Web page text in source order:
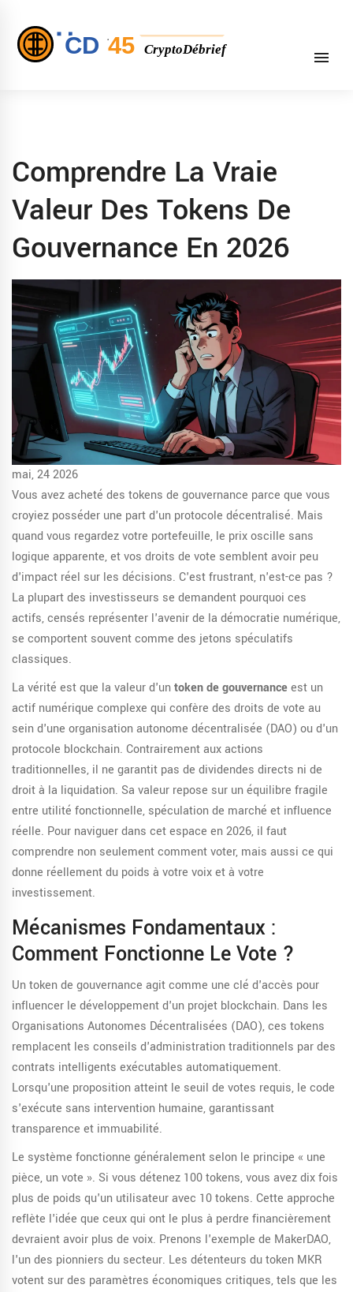
Comprendre La Vraie
Valeur Des Tokens De
Gouvernance En 2026
mai, 24 2026
Vous avez acheté des tokens de gouvernance parce que vous
croyiez posséder une part d'un protocole décentralisé. Mais
quand vous regardez votre portefeuille, le prix oscille sans
logique apparente, et vos droits de vote semblent avoir peu
d'impact réel sur les décisions. C'est frustrant, n'est-ce pas ?
La plupart des investisseurs se demandent pourquoi ces
actifs, censés représenter l'avenir de la démocratie numérique,
se comportent souvent comme des jetons spéculatifs
classiques.
La vérité est que la valeur d'untoken de gouvernanceest un
actif numérique complexe qui confère des droits de vote au
sein d'une organisation autonome décentralisée (DAO) ou d'un
protocole blockchain. Contrairement aux actions
traditionnelles, il ne garantit pas de dividendes directs ni de
droit à la liquidation. Sa valeur repose sur un équilibre fragile
entre utilité fonctionnelle, spéculation de marché et influence
réelle. Pour naviguer dans cet espace en 2026, il faut
comprendre non seulement comment voter, mais aussi ce qui
donne réellement du poids à votre voix et à votre
investissement.
Mécanismes Fondamentaux :
Comment Fonctionne Le Vote ?
Un token de gouvernance agit comme une clé d'accès pour
influencer le développement d'un projet blockchain. Dans les
Organisations Autonomes Décentralisées (DAO), ces tokens
remplacent les conseils d'administration traditionnels par des
contrats intelligents exécutables automatiquement.
Lorsqu'une proposition atteint le seuil de votes requis, le code
s'exécute sans intervention humaine, garantissant
transparence et immuabilité.
Le système fonctionne généralement selon le principe « une
pièce, un vote ». Si vous détenez 100 tokens, vous avez dix fois
plus de poids qu'un utilisateur avec 10 tokens. Cette approche
reflète l'idée que ceux qui ont le plus à perdre financièrement
devraient avoir plus de voix. Prenons l'exemple de MakerDAO,
l'un des pionniers du secteur. Les détenteurs du token MKR
votent sur des paramètres économiques critiques, tels que les